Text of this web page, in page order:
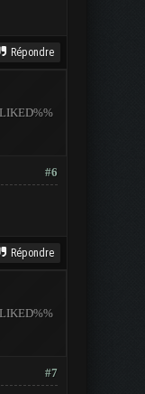
Répondre
#6
Répondre
#7